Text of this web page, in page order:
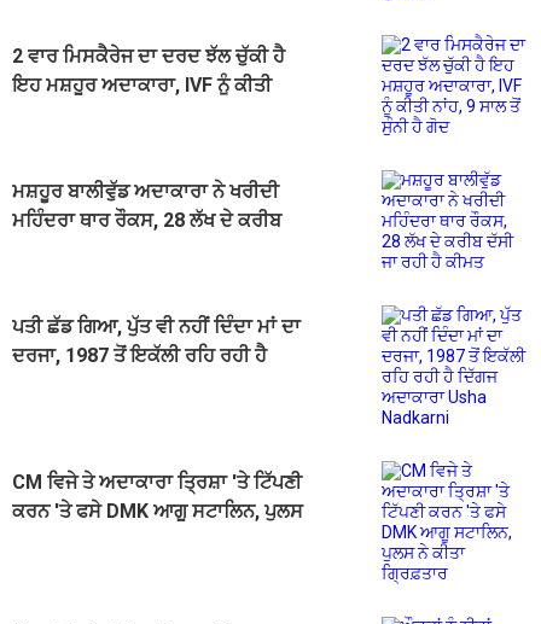
2 ਵਾਰ ਮਿਸਕੈਰੇਜ ਦਾ ਦਰਦ ਝੱਲ ਚੁੱਕੀ ਹੈ
ਇਹ ਮਸ਼ਹੂਰ ਅਦਾਕਾਰਾ, IVF ਨੂੰ ਕੀਤੀ
ਮਸ਼ਹੂਰ ਬਾਲੀਵੁੱਡ ਅਦਾਕਾਰਾ ਨੇ ਖਰੀਦੀ
ਮਹਿੰਦਰਾ ਥਾਰ ਰੌਕਸ, 28 ਲੱਖ ਦੇ ਕਰੀਬ
ਪਤੀ ਛੱਡ ਗਿਆ, ਪੁੱਤ ਵੀ ਨਹੀਂ ਦਿੰਦਾ ਮਾਂ ਦਾ
ਦਰਜਾ, 1987 ਤੋਂ ਇਕੱਲੀ ਰਹਿ ਰਹੀ ਹੈ
CM ਵਿਜੇ ਤੇ ਅਦਾਕਾਰਾ ਤ੍ਰਿਸ਼ਾ 'ਤੇ ਟਿੱਪਣੀ
ਕਰਨ 'ਤੇ ਫਸੇ DMK ਆਗੂ ਸਟਾਲਿਨ, ਪੁਲਸ